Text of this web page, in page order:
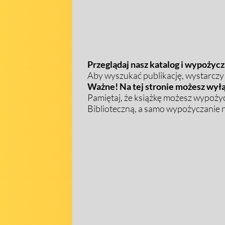
Przeglądaj nasz katalog i
Aby wyszukać publikację,
Ważne! Na tej stronie możesz
Pamiętaj, że książkę możesz
Biblioteczną, a samo wypożyczanie